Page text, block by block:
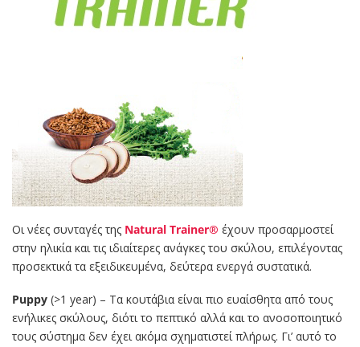
Οι νέες συνταγές της Natural Trainer® έχουν προσαρμοστεί
στην ηλικία και τις ιδιαίτερες ανάγκες του σκύλου, επιλέγοντας
προσεκτικά τα εξειδικευμένα, δεύτερα ενεργά συστατικά.
Puppy (>1 year) – Τα κουτάβια είναι πιο ευαίσθητα από τους
ενήλικες σκύλους, διότι το πεπτικό αλλά και το ανοσοποιητικό
τους σύστημα δεν έχει ακόμα σχηματιστεί πλήρως. Γι’ αυτό το